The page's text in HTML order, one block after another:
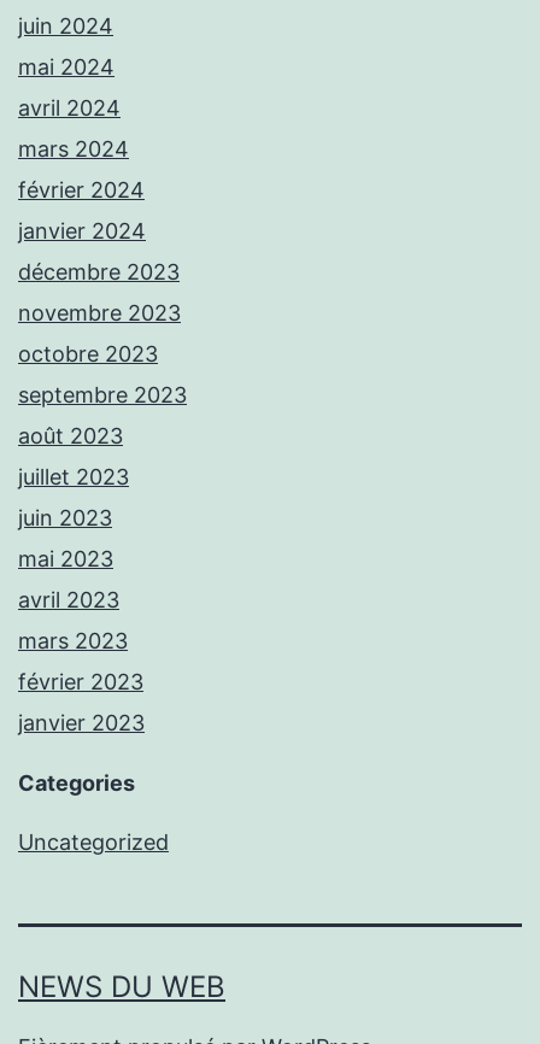
juin 2024
mai 2024
avril 2024
mars 2024
février 2024
janvier 2024
décembre 2023
novembre 2023
octobre 2023
septembre 2023
août 2023
juillet 2023
juin 2023
mai 2023
avril 2023
mars 2023
février 2023
janvier 2023
Categories
Uncategorized
NEWS DU WEB